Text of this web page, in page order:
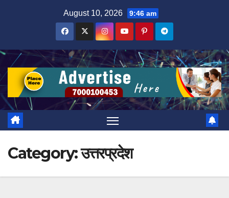
August 10, 2026 9:46 am
Category:उत्तरप्रदेश